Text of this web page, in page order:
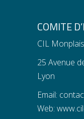
COMITE
CIL
25 Avenue
Lyon
Email:
Web: